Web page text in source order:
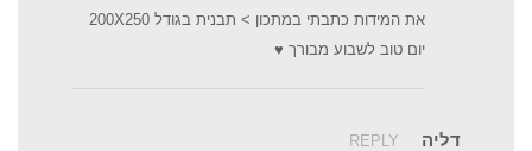
את המידות כתבתי במתכון > תבנית בגודל 200X250
יום טוב לשבוע מבורך ♥
דליה
REPLY